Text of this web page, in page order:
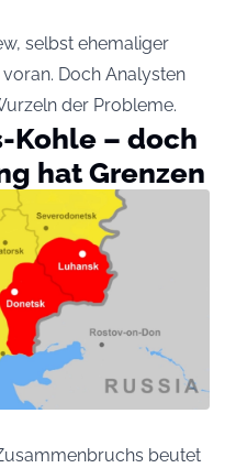
selbst ehemaliger
Doch Analysten
der Probleme.
Kohle – doch
hat Grenzen
beutet